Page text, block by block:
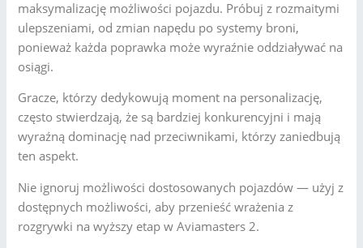
maksymalizację możliwości pojazdu. Próbuj z rozmaitymi
ulepszeniami, od zmian napędu po systemy broni,
ponieważ każda poprawka może wyraźnie oddziaływać na
osiągi.
Gracze, którzy dedykowują moment na personalizację,
często stwierdzają, że są bardziej konkurencyjni i mają
wyraźną dominację nad przeciwnikami, którzy zaniedbują
ten aspekt.
Nie ignoruj możliwości dostosowanych pojazdów — użyj z
dostępnych możliwości, aby przenieść wrażenia z
rozgrywki na wyższy etap w Aviamasters 2.